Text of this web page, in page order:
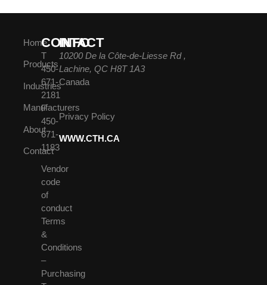
Home
Products
Industries
Manufacturers
About
Contact
CONTACT
T
450-
671-
2181
F
450-
671-
1183
Vendor
code
of
conduct
Terms
&
Conditions
–
Purchasing
INFO
10200 De la Côte-de-Liesse Rd ,
Lachine, QC H8T 1A3
Canada
Privacy Policy
WWW.CTH.CA